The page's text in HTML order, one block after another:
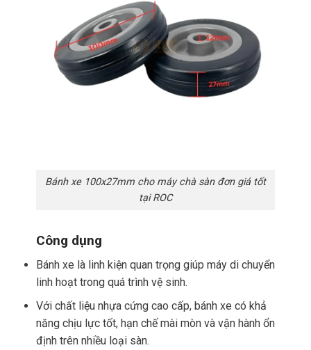
Bánh xe 100x27mm cho máy chà sàn đơn giá tốt
tại ROC
Công dụng
Bánh xe là linh kiện quan trọng giúp máy di chuyển
linh hoạt trong quá trình vệ sinh.
Với chất liệu nhựa cứng cao cấp, bánh xe có khả
năng chịu lực tốt, hạn chế mài mòn và vận hành ổn
định trên nhiều loại sàn.